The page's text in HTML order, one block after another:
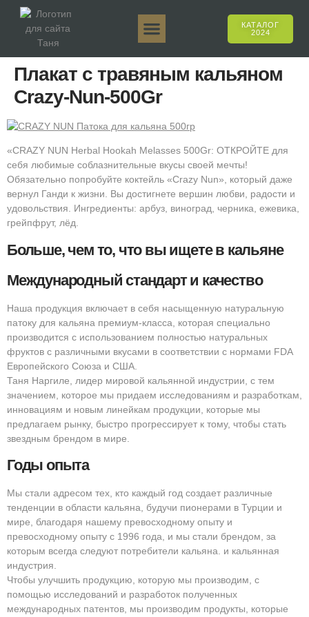
КАТАЛОГ
2024
Плакат с травяным кальяном
Crazy-Nun-500Gr
«CRAZY NUN Herbal Hookah Melasses 500Gr: ОТКРОЙТЕ для
себя любимые соблазнительные вкусы своей мечты!
Обязательно попробуйте коктейль «Crazy Nun», который даже
вернул Ганди к жизни. Вы достигнете вершин любви, радости и
удовольствия. Ингредиенты: арбуз, виноград, черника, ежевика,
грейпфрут, лёд.
Больше, чем то, что вы ищете в кальяне
Международный стандарт и качество
Наша продукция включает в себя насыщенную натуральную
патоку для кальяна премиум-класса, которая специально
производится с использованием полностью натуральных
фруктов с различными вкусами в соответствии с нормами FDA
Европейского Союза и США.
Таня Наргиле, лидер мировой кальянной индустрии, с тем
значением, которое мы придаем исследованиям и разработкам,
инновациям и новым линейкам продукции, которые мы
предлагаем рынку, быстро прогрессирует к тому, чтобы стать
звездным брендом в мире.
Годы опыта
Мы стали адресом тех, кто каждый год создает различные
тенденции в области кальяна, будучи пионерами в Турции и
мире, благодаря нашему превосходному опыту и
превосходному опыту с 1996 года, и мы стали брендом, за
которым всегда следуют потребители кальяна. и кальянная
индустрия.
Чтобы улучшить продукцию, которую мы производим, с
помощью исследований и разработок полученных
международных патентов, мы производим продукты, которые